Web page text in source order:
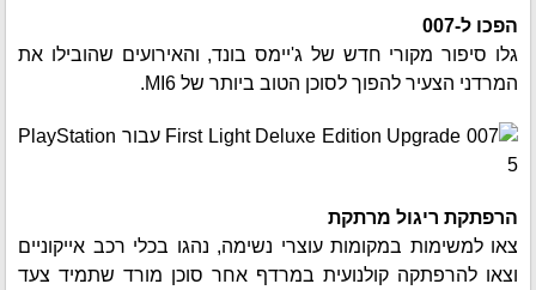
הפכו ל-007
גלו סיפור מקורי חדש של ג'יימס בונד, והאירועים שהובילו את
המרדני הצעיר להפוך לסוכן הטוב ביותר של MI6.
הרפתקת ריגול מרתקת
צאו למשימות במקומות עוצרי נשימה, נהגו בכלי רכב אייקוניים
וצאו להרפתקה קולנועית במרדף אחר סוכן מורד שתמיד צעד